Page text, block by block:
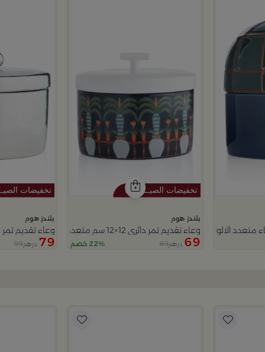
متعدد الالوان من ميرلان
بلندز هوم
وعاء تقديم تمر دائري 12×12 سم متعدد الألوان من السيراميك مع غطاء من سيلورا
69 درهم89 22% خصم
بلندز هوم
وعاء تقديم تمر دائري 12×12 سم فضي من الخزف
79 درهم99